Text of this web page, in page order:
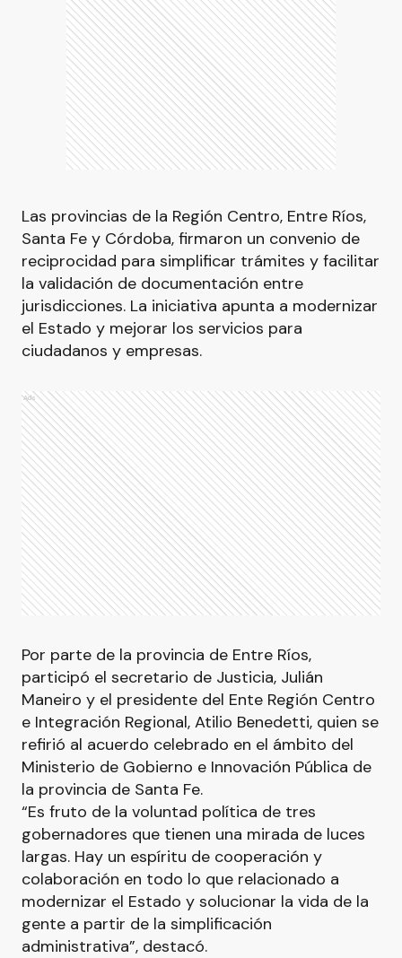
Las provincias de la Región Centro, Entre Ríos,
Santa Fe y Córdoba, firmaron un convenio de
reciprocidad para simplificar trámites y facilitar
la validación de documentación entre
jurisdicciones. La iniciativa apunta a modernizar
el Estado y mejorar los servicios para
ciudadanos y empresas.
Ads
Por parte de la provincia de Entre Ríos,
participó el secretario de Justicia, Julián
Maneiro y el presidente del Ente Región Centro
e Integración Regional, Atilio Benedetti, quien se
refirió al acuerdo celebrado en el ámbito del
Ministerio de Gobierno e Innovación Pública de
la provincia de Santa Fe.
“Es fruto de la voluntad política de tres
gobernadores que tienen una mirada de luces
largas. Hay un espíritu de cooperación y
colaboración en todo lo que relacionado a
modernizar el Estado y solucionar la vida de la
gente a partir de la simplificación
administrativa”, destacó.